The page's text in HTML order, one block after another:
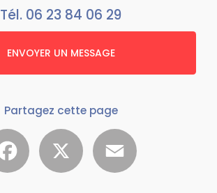
Tél. 06 23 84 06 29
ENVOYER UN MESSAGE
Partagez cette page
Facebook